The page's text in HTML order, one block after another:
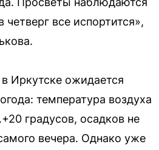
четверг все испортится»,
Иркутске ожидается
температура воздуха
градусов, осадков не
вечера. Однако уже